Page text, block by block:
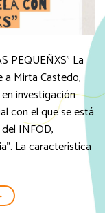
PEQUEÑXS” La
Mirta Castedo,
investigación
con el que se está
INFOD,
La característica